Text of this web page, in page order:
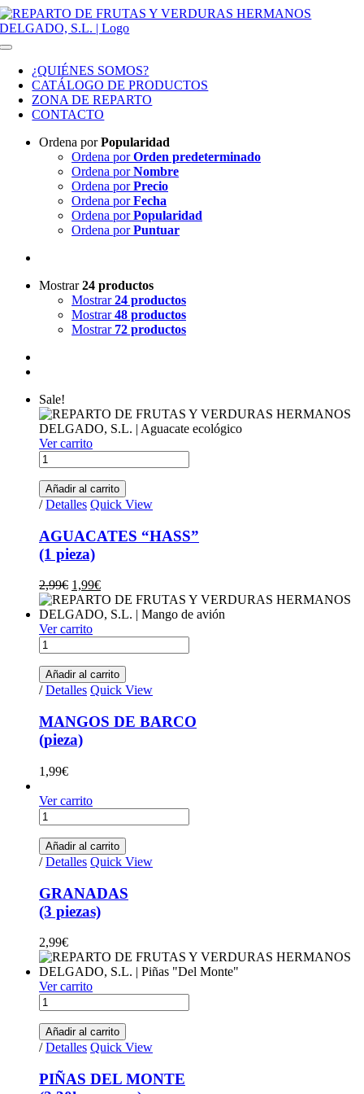
Saltar al contenido
Toggle Navigation
¿QUIÉNES SOMOS?
CATÁLOGO DE PRODUCTOS
ZONA DE REPARTO
CONTACTO
Ordena porPopularidad
Ordena porOrden predeterminado
Ordena porNombre
Ordena porPrecio
Ordena porFecha
Ordena porPopularidad
Ordena porPuntuar
Mostrar24 productos
Mostrar24 productos
Mostrar48 productos
Mostrar 72 productos
Sale!
Ver carrito
AGUACATES "HASS"(1 pieza) quantity
Añadir al carrito
/ Detalles Quick View
AGUACATES “HASS”
(1 pieza)
2,99€ Original price was: 2,99€.
1,99€Current price is: 1,99€.
Ver carrito
MANGOS DE BARCO(pieza) quantity
Añadir al carrito
/ Detalles Quick View
MANGOS DE BARCO
(pieza)
1,99€
Ver carrito
GRANADAS (3 piezas) quantity
Añadir al carrito
/ Detalles Quick View
GRANADAS
(3 piezas)
2,99€
Ver carrito
PIÑAS DEL MONTE (2,30kg aprox.) quantity
Añadir al carrito
/ Detalles Quick View
PIÑAS DEL MONTE